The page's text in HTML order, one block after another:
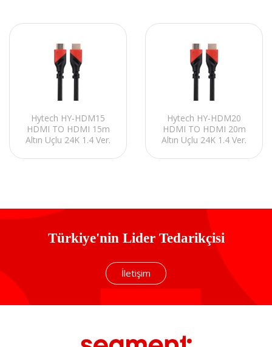
Hytech HY-HDM15
HDMI TO HDMI 15m
Altın Uçlu 24K 1.4 Ver.
Hytech HY-HDM20
HDMI TO HDMI 20m
Altın Uçlu 24K 1.4 Ver.
Türkiye'nin Lider Tedarikçisi
İletişim